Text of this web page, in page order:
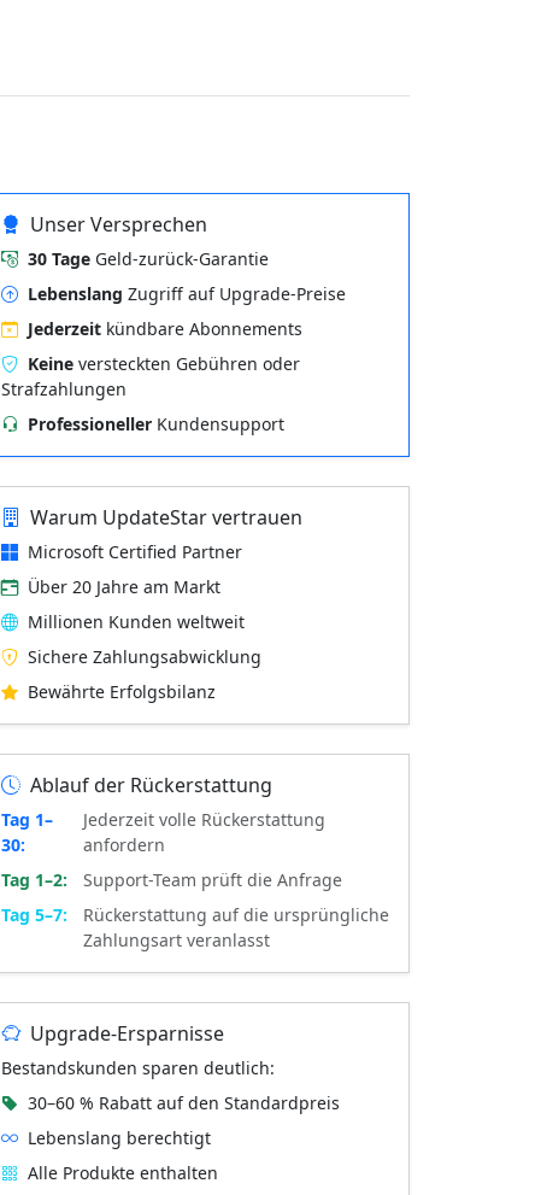
Unser Versprechen
30 Tage Geld-zurück-Garantie
Lebenslang Zugriff auf Upgrade-Preise
Jederzeit kündbare Abonnements
Keine versteckten Gebühren oder
Strafzahlungen
Professioneller Kundensupport
Warum UpdateStar vertrauen
Microsoft Certified Partner
Über 20 Jahre am Markt
Millionen Kunden weltweit
Sichere Zahlungsabwicklung
Bewährte Erfolgsbilanz
Ablauf der Rückerstattung
Tag 1–
30:
Jederzeit volle Rückerstattung
anfordern
Tag 1–2:
Support-Team prüft die Anfrage
Tag 5–7:
Rückerstattung auf die ursprüngliche
Zahlungsart veranlasst
Upgrade-Ersparnisse
Bestandskunden sparen deutlich:
30–60 % Rabatt auf den Standardpreis
Lebenslang berechtigt
Alle Produkte enthalten